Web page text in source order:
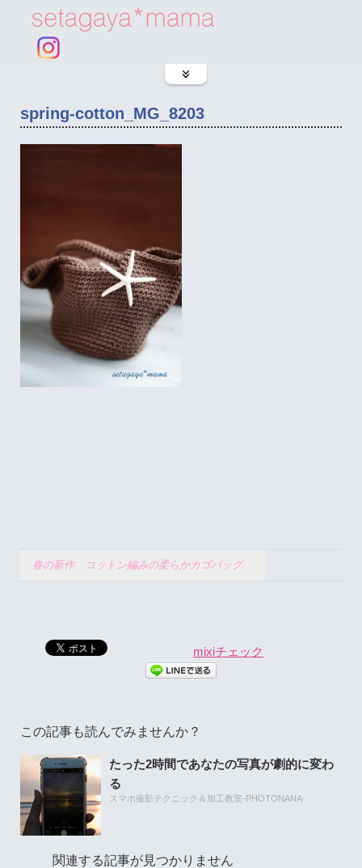
spring-cotton_MG_8203
春の新作 コットン編みの柔らかカゴバッグ
mixiチェック
この記事も読んでみませんか？
たった2時間であなたの写真が劇的に変わ
る
スマホ撮影テクニック＆加工教室-PHOTONANA-
関連する記事が見つかりません